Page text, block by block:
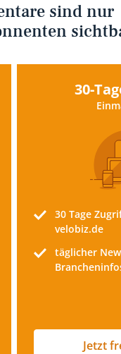
sind nur
30-
30 Tage
velobiz.de
täglicher
Jetzt